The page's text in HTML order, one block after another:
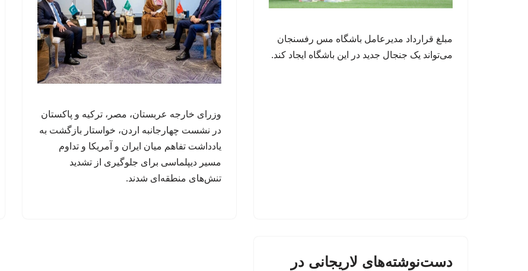
مبلغ قرارداد مدیرعامل باشگاه مس رفسنجان
می‌تواند یک جنجال جدید در این باشگاه ایجاد کند.
وزرای خارجه عربستان، مصر، ترکیه و پاکستان
در نشست چهارجانبه اردن، خواستار بازگشت به
یادداشت تفاهم میان ایران و آمریکا و تداوم
مسیر دیپلماسی برای جلوگیری از تشدید
تنش‌های منطقه‌ای شدند.
دست‌نوشته‌های لاریجانی در